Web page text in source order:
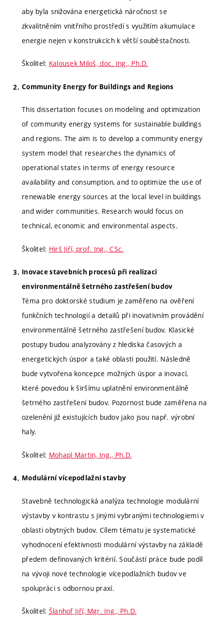
aby byla snižována energetická náročnost se
zkvalitněním vnitřního prostředí s využitím akumulace
energie nejen v konstrukcích k větší souběstačnosti.
Školitel: Kalousek Miloš, doc. Ing., Ph.D.
Community Energy for Buildings and Regions
This dissertation focuses on modeling and optimization
of community energy systems for sustainable buildings
and regions. The aim is to develop a community energy
system model that researches the dynamics of
operational states in terms of energy resource
availability and consumption, and to optimize the use of
renewable energy sources at the local level in buildings
and wider communities. Research would focus on
technical, economic and environmental aspects.
Školitel: Hirš Jiří, prof. Ing., CSc.
Inovace stavebních procesů při realizaci
environmentálně šetrného zastřešení budov
Téma pro doktorské studium je zaměřeno na ověření
funkčních technologií a detailů při inovativním provádění
environmentálně šetrného zastřešení budov. Klasické
postupy budou analyzovány z hlediska časových a
energetických úspor a také oblasti použití. Následně
bude vytvořena koncepce možných úspor a inovací,
které povedou k širšímu uplatnění environmentálně
šetrného zastřešení budov. Pozornost bude zaměřena na
ozelenění již existujících budov jako jsou např. výrobní
haly.
Školitel: Mohapl Martin, Ing., Ph.D.
Modulární vícepodlažní stavby
Stavebně technologická analýza technologie modulární
výstavby v kontrastu s jinými vybranými technologiemi v
oblasti obytných budov. Cílem tématu je systematické
vyhodnocení efektivnosti modulární výstavby na základě
předem definovaných kritérií. Součástí práce bude podíl
na vývoji nové technologie vícepodlažních budov ve
spolupráci s odbornou praxí.
Školitel: Šlanhof Jiří, Mgr. Ing., Ph.D.